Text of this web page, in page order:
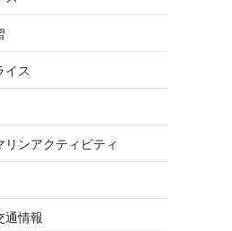
イス
リンアクティビティ
通情報